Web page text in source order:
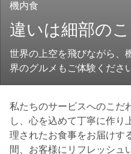
機内食
違いは細部の
世界の上空を飛びながら、
界のグルメもご体験くださ
私たちのサービスへのこだ
し、心を込めて丁寧に作り
理されたお食事をお届けす
間、お客様にリフレッシュ